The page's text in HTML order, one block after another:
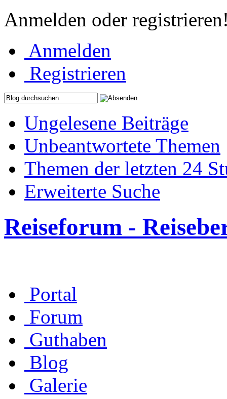
Anmelden oder
Anmelden
Registrieren
Ungelesene Beiträge
Unbeantwortete Themen
Themen der letzten 24
Erweiterte Suche
Reiseforum -
Portal
Forum
Guthaben
Blog
Galerie